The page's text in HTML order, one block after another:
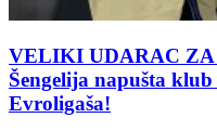
VELIKI UDARAC ZA
Šengelija napušta
Evroligaša!